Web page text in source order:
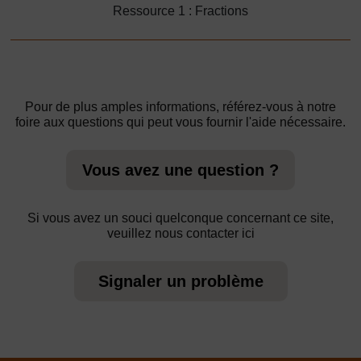
Ressource 1 : Fractions
Pour de plus amples informations, référez-vous à notre
foire aux questions qui peut vous fournir l'aide nécessaire.
Vous avez une question ?
Si vous avez un souci quelconque concernant ce site,
veuillez nous contacter ici
Signaler un problème